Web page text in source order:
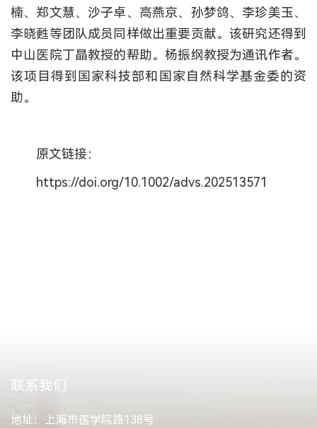
楠、郑文慧、沙子卓、高燕京、孙梦鸽、李珍美玉、
李晓甦等团队成员同样做出重要贡献。该研究还得到
中山医院丁晶教授的帮助。杨振纲教授为通讯作者。
该项目得到国家科技部和国家自然科学基金委的资
助。
原文链接：
https://doi.org/10.1002/advs.202513571
联系我们
地址：上海市医学院路138号